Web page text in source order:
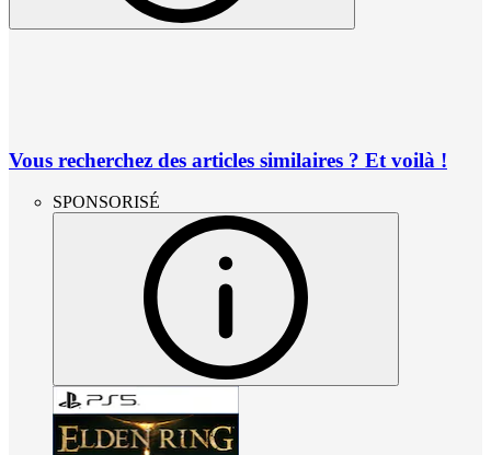
Vous recherchez des articles similaires ? Et voilà !
SPONSORISÉ